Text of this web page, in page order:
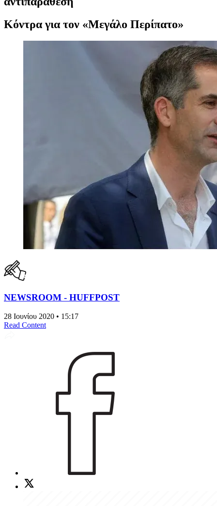
Κόντρα για τον «Μεγάλο Περίπατο»
NEWSROOM - HUFFPOST
28 Ιουνίου 2020 • 15:17
Read Content